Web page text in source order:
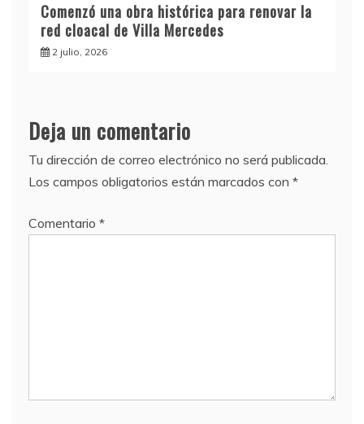
Comenzó una obra histórica para renovar la
red cloacal de Villa Mercedes
2 julio, 2026
Deja un comentario
Tu dirección de correo electrónico no será publicada.
Los campos obligatorios están marcados con *
Comentario *